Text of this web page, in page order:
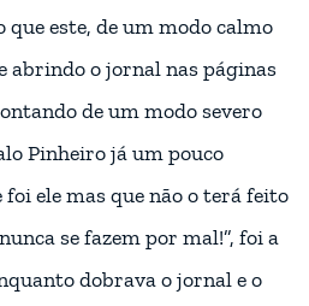
que este, de um modo calmo
abrindo o jornal nas páginas
de um modo severo
Pinheiro já um pouco
ele mas que não o terá feito
se fazem por mal!”, foi a
dobrava o jornal e o